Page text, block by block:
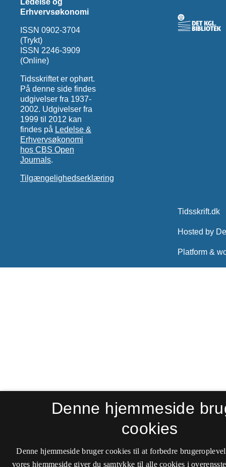
Erhvervsøkonomi
ISSN 0902-3704
(Trykt)
ISSN 2246-3909
(Online)
Tidsskriftet er ophørt.
På denne side findes
udgivelser fra 1937-
2002. Udgivelser fra
1999 til 2012 kan
findes på Ledelse &
Erhvervsøkonomi
hos CBS Open
Journals.
Tilgængelighedserklæring
Denne hjemmeside
cookies
Denne hjemmeside bruger cookies til at forbedre
vores hjemmeside giver du samtykke til alle cookies i